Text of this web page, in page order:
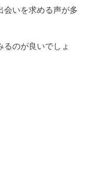
会いを求める声が多
のが良いでしょ